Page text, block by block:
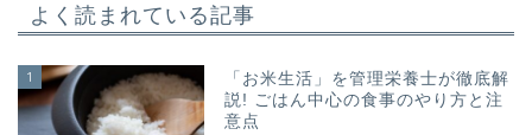
よく読まれている記事
1
「お米生活」を管理栄養士が徹底解
説! ごはん中心の食事のやり方と注
意点